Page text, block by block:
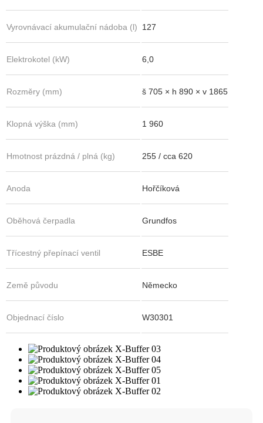
Vyrovnávací akumulační nádoba (l) 127
Elektrokotel (kW) 6,0
Rozměry (mm) š 705 × h 890 × v 1865
Klopná výška (mm) 1 960
Hmotnost prázdná / plná (kg) 255 / cca 620
Anoda Hořčíková
Oběhová čerpadla Grundfos
Třícestný přepínací ventil ESBE
Země původu Německo
Objednací číslo W30301